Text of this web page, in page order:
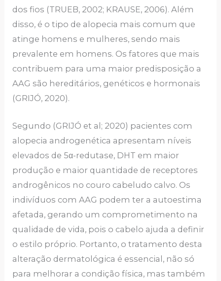
dos fios (TRUEB, 2002; KRAUSE, 2006). Além
disso, é o tipo de alopecia mais comum que
atinge homens e mulheres, sendo mais
prevalente em homens. Os fatores que mais
contribuem para uma maior predisposição a
AAG são hereditários, genéticos e hormonais
(GRIJÓ, 2020).
Segundo (GRIJÓ et al; 2020) pacientes com
alopecia androgenética apresentam níveis
elevados de 5α-redutase, DHT em maior
produção e maior quantidade de receptores
androgênicos no couro cabeludo calvo. Os
indivíduos com AAG podem ter a autoestima
afetada, gerando um comprometimento na
qualidade de vida, pois o cabelo ajuda a definir
o estilo próprio. Portanto, o tratamento desta
alteração dermatológica é essencial, não só
para melhorar a condição física, mas também